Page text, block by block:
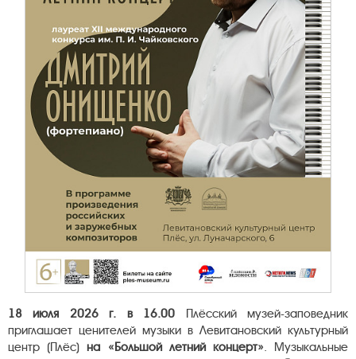
18 июля 2026 г. в 16.00 Плёсский музей-заповедник
приглашает ценителей музыки в Левитановский культурный
центр (Плёс)на «Большой летний концерт». Музыкальные